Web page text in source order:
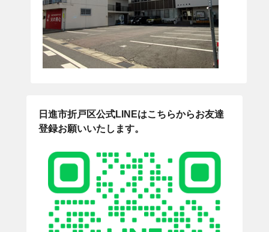
日進市折戸区公式LINEはこちらからお友達
登録お願いいたします。